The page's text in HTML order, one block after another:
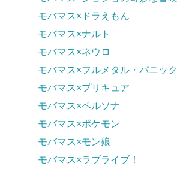
モバマス×ドラえもん
モバマス×ナルト
モバマス×ネウロ
モバマス×フルメタル・パニック
モバマス×プリキュア
モバマス×ペルソナ
モバマス×ポケモン
モバマス×モン娘
モバマス×ラブライブ！